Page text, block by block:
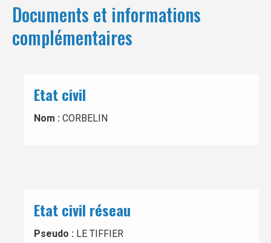
Documents et informations
complémentaires
Etat civil
Nom : CORBELIN
Etat civil réseau
Pseudo : LE TIFFIER